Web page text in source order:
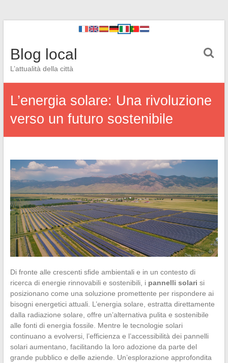
Blog local
L’attualità della città
L’energia solare: Una rivoluzione
verso un futuro sostenibile
Di fronte alle crescenti sfide ambientali e in un contesto di
ricerca di energie rinnovabili e sostenibili, i pannelli solari si
posizionano come una soluzione promettente per rispondere ai
bisogni energetici attuali. L’energia solare, estratta direttamente
dalla radiazione solare, offre un’alternativa pulita e sostenibile
alle fonti di energia fossile. Mentre le tecnologie solari
continuano a evolversi, l’efficienza e l’accessibilità dei pannelli
solari aumentano, facilitando la loro adozione da parte del
grande pubblico e delle aziende. Un’esplorazione approfondita